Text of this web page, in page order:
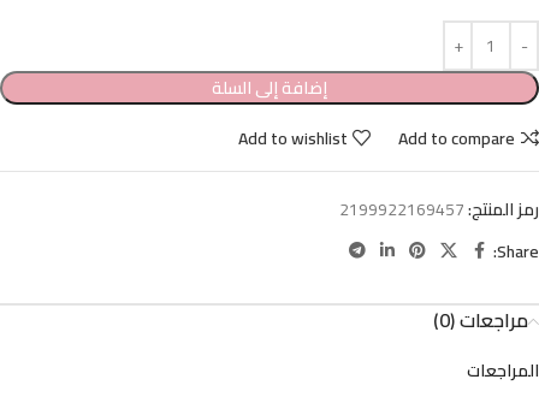
إضافة إلى السلة
Add to compare
Add to wishlist
رمز المنتج:2199922169457
Share:
مراجعات (0)
المراجعات